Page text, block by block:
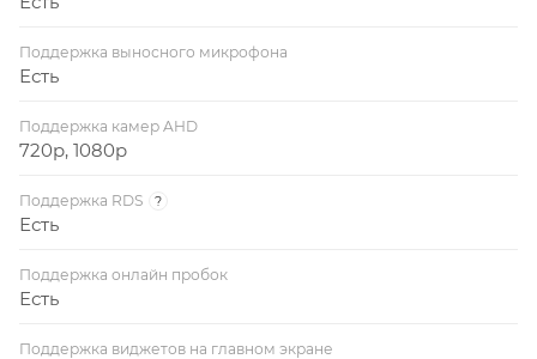
Поддержка выносного микрофона
Есть
Поддержка камер AHD
720p, 1080p
Поддержка RDS ?
Есть
Поддержка онлайн пробок
Есть
Поддержка виджетов на главном экране